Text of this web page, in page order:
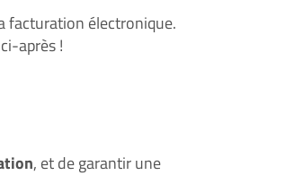
facturation électronique.
ci-après !
, et de garantir une